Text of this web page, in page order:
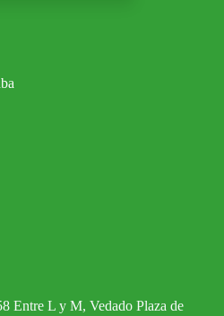
Entre L y M, Vedado Plaza de